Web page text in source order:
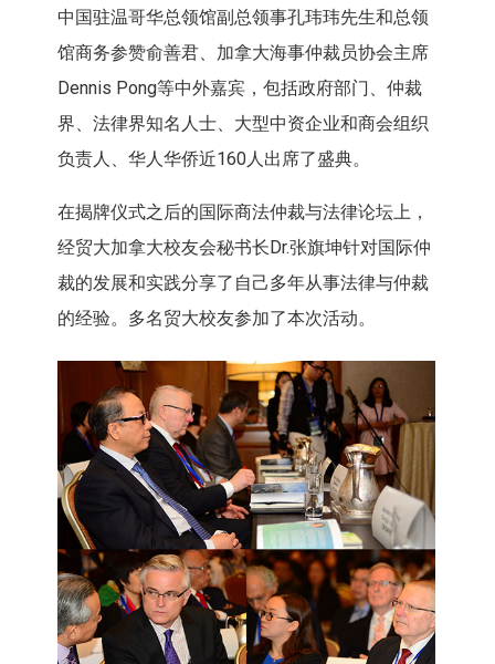
中国驻温哥华总领馆副总领事孔玮玮先生和总领
馆商务参赞俞善君、加拿大海事仲裁员协会主席
Dennis Pong等中外嘉宾，包括政府部门、仲裁
界、法律界知名人士、大型中资企业和商会组织
负责人、华人华侨近160人出席了盛典。
在揭牌仪式之后的国际商法仲裁与法律论坛上，
经贸大加拿大校友会秘书长Dr.张旗坤针对国际仲
裁的发展和实践分享了自己多年从事法律与仲裁
的经验。多名贸大校友参加了本次活动。